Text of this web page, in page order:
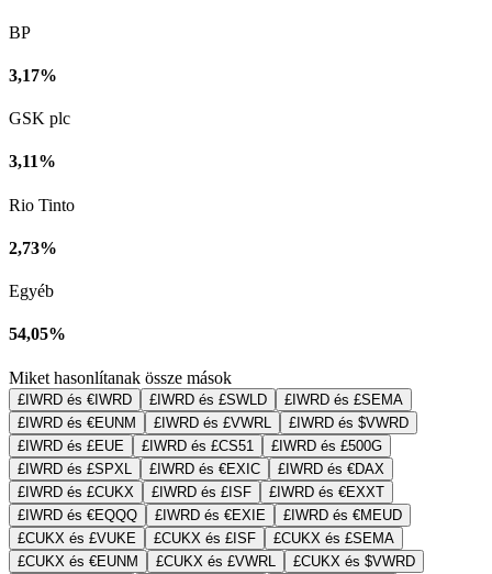
BP
3,17%
GSK plc
3,11%
Rio Tinto
2,73%
Egyéb
54,05%
Miket hasonlítanak össze mások
£IWRD és €IWRD £IWRD és £SWLD
£IWRD és £SEMA
£IWRD és €EUNM
£IWRD és £VWRL
£IWRD és $VWRD
£IWRD és £EUE
£IWRD és £CS51
£IWRD és £500G
£IWRD és £SPXL
£IWRD és €EXIC
£IWRD és €DAX
£IWRD és £CUKX
£IWRD és £ISF
£IWRD és €EXXT
£IWRD és €EQQQ
£IWRD és €EXIE
£IWRD és €MEUD
£CUKX és £VUKE
£CUKX és £ISF
£CUKX és £SEMA
£CUKX és €EUNM
£CUKX és £VWRL
£CUKX és $VWRD